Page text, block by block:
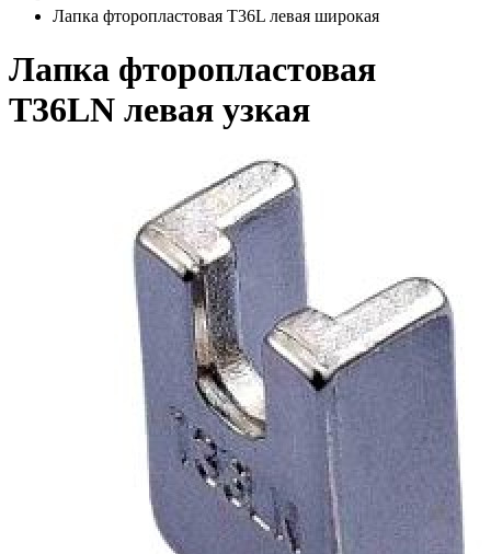
Лапка фторопластовая T36L левая широкая
Лапка фторопластовая
T36LN левая узкая